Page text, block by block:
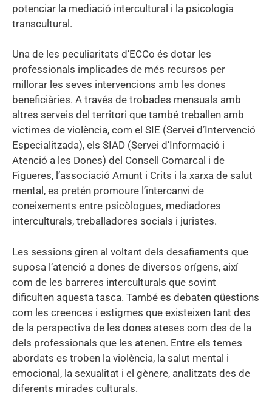
potenciar la mediació intercultural i la psicologia
transcultural.
Una de les peculiaritats d’ECCo és dotar les
professionals implicades de més recursos per
millorar les seves intervencions amb les dones
beneficiàries. A través de trobades mensuals amb
altres serveis del territori que també treballen amb
víctimes de violència, com el SIE (Servei d’Intervenció
Especialitzada), els SIAD (Servei d’Informació i
Atenció a les Dones) del Consell Comarcal i de
Figueres, l’associació Amunt i Crits i la xarxa de salut
mental, es pretén promoure l’intercanvi de
coneixements entre psicòlogues, mediadores
interculturals, treballadores socials i juristes.
Les sessions giren al voltant dels desafiaments que
suposa l’atenció a dones de diversos orígens, així
com de les barreres interculturals que sovint
dificulten aquesta tasca. També es debaten qüestions
com les creences i estigmes que existeixen tant des
de la perspectiva de les dones ateses com des de la
dels professionals que les atenen. Entre els temes
abordats es troben la violència, la salut mental i
emocional, la sexualitat i el gènere, analitzats des de
diferents mirades culturals.